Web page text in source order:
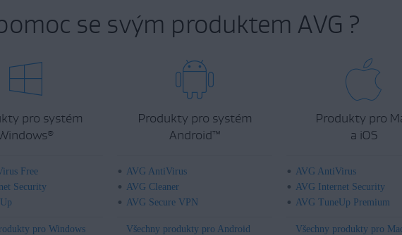
se svým produktem AVG ?
pro systém
®
Free
Security
pro Windows
Produkty pro systém
Android™
AVG AntiVirus
AVG Cleaner
AVG Secure VPN
Všechny produkty pro Android
Produkty pro
a iOS
AVG AntiVirus
AVG Internet Security
AVG TuneUp Premium
Všechny produkty pro